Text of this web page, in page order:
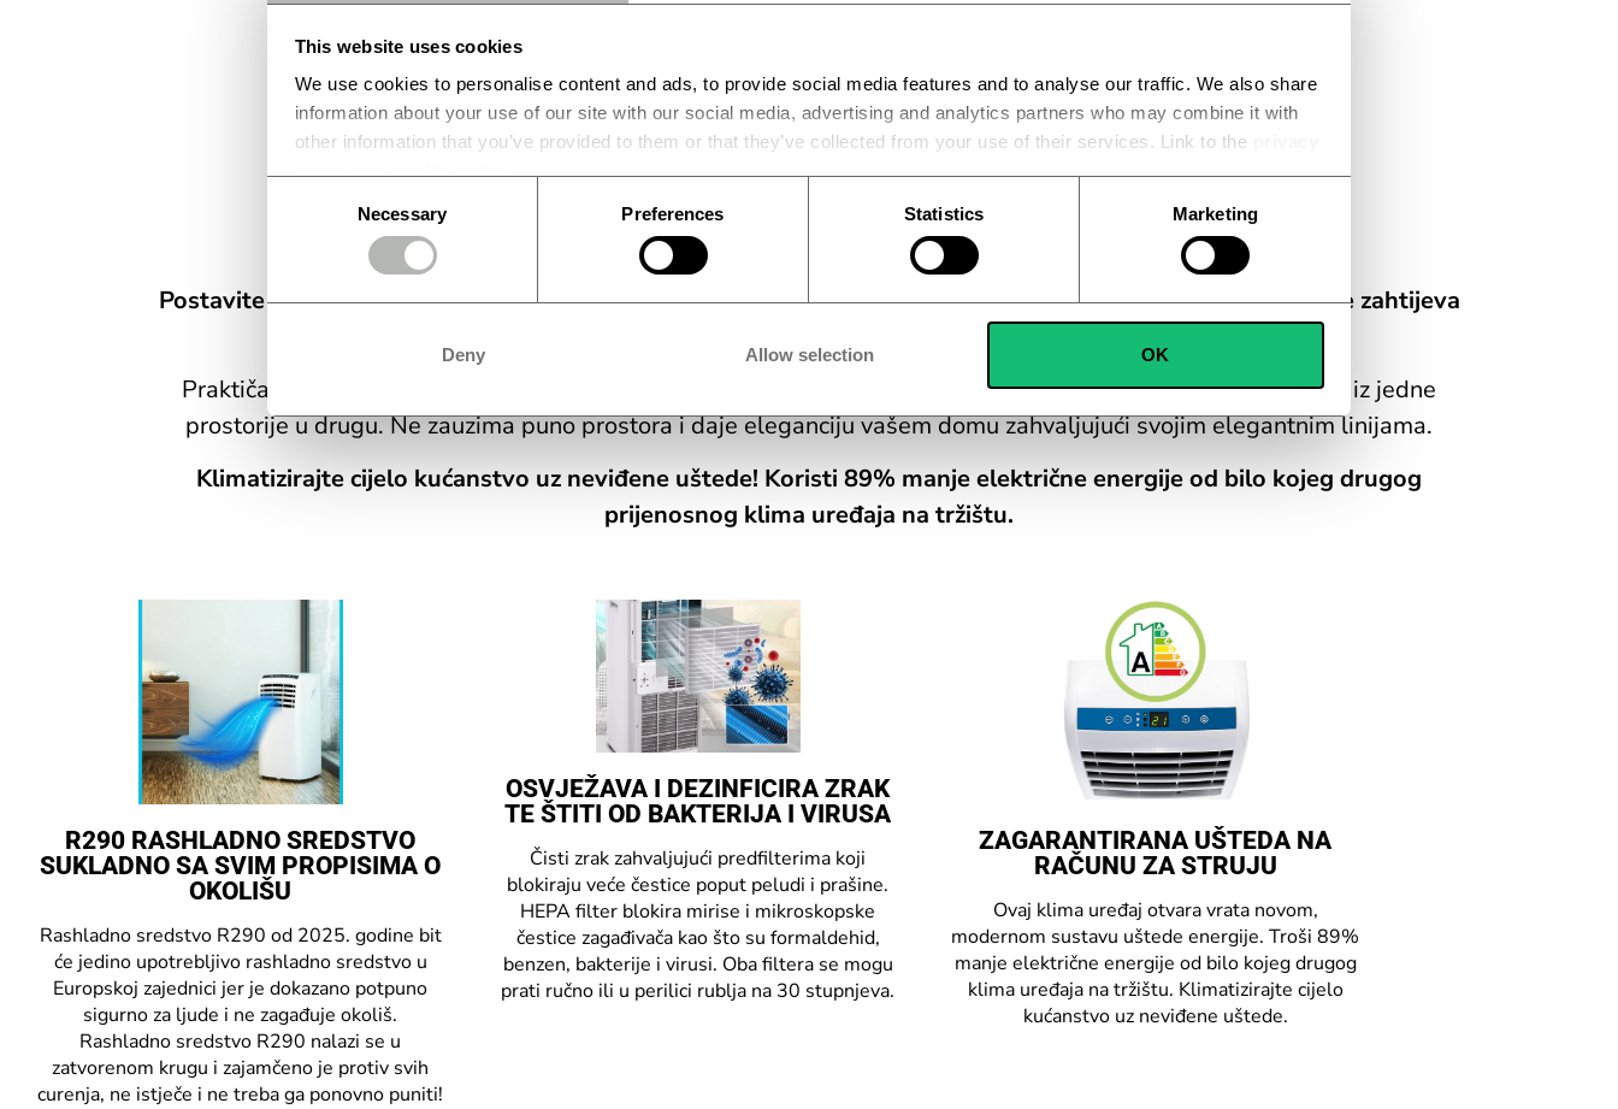
This website uses cookies
We use cookies to personalise content and ads, to provide social media features and to analyse our traffic. We also share
information about your use of our site with our social media, advertising and analytics partners who may combine it with
other information that you’ve provided to them or that they’ve collected from your use of their services. Link to the
Necessary Preferences Statistics Marketing
Deny Allow selection OK
Postavite željenu temperaturu i vaš dom će se ugodno rashladiti u roku od nekoliko minuta. Ovaj model ne zahtijeva
vanjske cijevi, samo ga postavite u željenu prostoriju.
Praktičan i kompaktan dizajn izrađen od tehnoloških materijala nove generacije. lako se i bez napora prenosi iz jedne
prostorije u drugu. Ne zauzima puno prostora i daje eleganciju vašem domu zahvaljujući svojim elegantnim linijama.
Klimatizirajte cijelo kućanstvo uz neviđene uštede! Koristi 89% manje električne energije od bilo kojeg drugog
prijenosnog klima uređaja na tržištu.
R290 RASHLADNO SREDSTVO
SUKLADNO SA SVIM PROPISIMA O
OKOLIŠU
Rashladno sredstvo R290 od 2025. godine bit
će jedino upotrebljivo rashladno sredstvo u
Europskoj zajednici jer je dokazano potpuno
sigurno za ljude i ne zagađuje okoliš.
Rashladno sredstvo R290 nalazi se u
zatvorenom krugu i zajamčeno je protiv svih
curenja, ne istječe i ne treba ga ponovno puniti!
OSVJEŽAVA I DEZINFICIRA ZRAK
TE ŠTITI OD BAKTERIJA I VIRUSA
Čisti zrak zahvaljujući predfilterima koji
blokiraju veće čestice poput peludi i prašine.
HEPA filter blokira mirise i mikroskopske
čestice zagađivača kao što su formaldehid,
benzen, bakterije i virusi. Oba filtera se mogu
prati ručno ili u perilici rublja na 30 stupnjeva.
ZAGARANTIRANA UŠTEDA NA
RAČUNU ZA ​​STRUJU
Ovaj klima uređaj otvara vrata novom,
modernom sustavu uštede energije. Troši 89%
manje električne energije od bilo kojeg drugog
klima uređaja na tržištu. Klimatizirajte cijelo
kućanstvo uz neviđene uštede.